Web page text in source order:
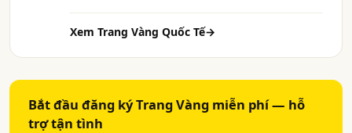
Xem Trang Vàng Quốc Tế→
Bắt đầu đăng ký Trang Vàng miễn phí — hỗ
trợ tận tình